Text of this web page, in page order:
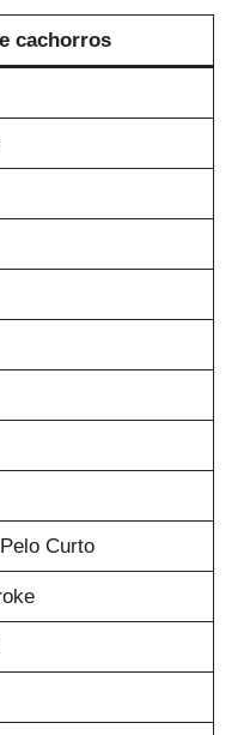
cachorros
Curto